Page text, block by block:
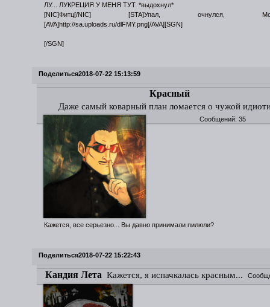
ЛУ... ЛУКРЕЦИЯ У МЕНЯ ТУТ. *выдохнул*
[NIC]Фитц[/NIC] [STA]Упал, очнулся,
[AVA]http://sa.uploads.ru/dlFMY.png[/AVA][SGN]
[/SGN]
Поделиться2018-07-22 15:13:59
Красный
Даже самый коварный план ломается о чужой
Сообщений: 35
Кажется, все серьезно... Вы давно принимали пилюли?
Поделиться2018-07-22 15:22:43
Кандия Лета Кажется, я испачкалась красным...